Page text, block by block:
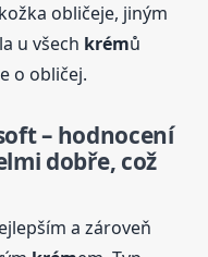
obličeje, jiným
u všech krémů
o obličej.
– hodnocení
dobře, což
a zároveň